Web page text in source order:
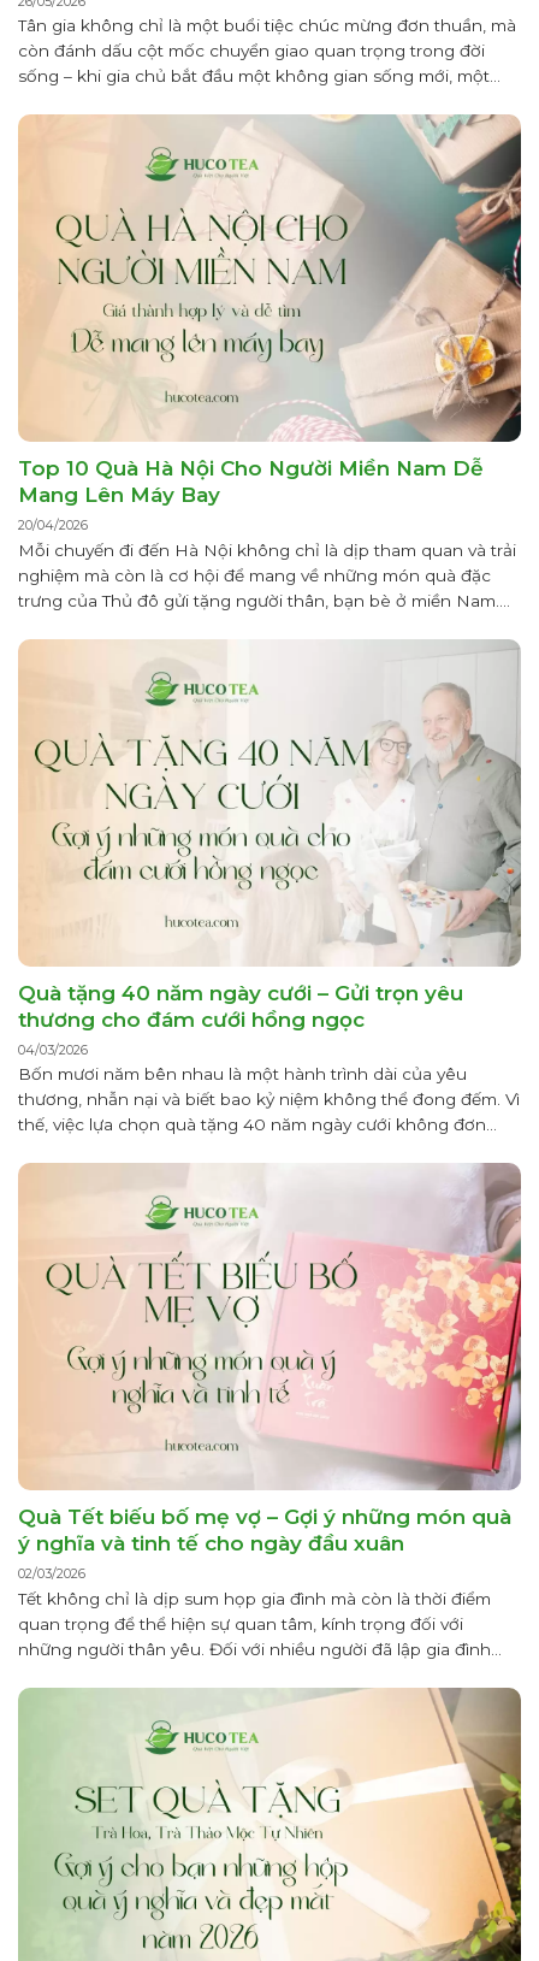
Tân gia không chỉ là một buổi tiệc chúc mừng đơn thuần, mà
còn đánh dấu cột mốc chuyển giao quan trọng trong đời
sống – khi gia chủ bắt đầu một không gian sống mới, một
niệm Á Đông, ngôi nhà...
Top 10 Quà Hà Nội Cho Người Miền Nam Dễ
Mang Lên Máy Bay
20/04/2026
Mỗi chuyến đi đến Hà Nội không chỉ là dịp tham quan và trải
nghiệm mà còn là cơ hội để mang về những món quà đặc
trưng của Thủ đô gửi tặng người thân, bạn bè ở miền Nam.
yếu tố...
Quà tặng 40 năm ngày cưới – Gửi trọn yêu
thương cho đám cưới hồng ngọc
04/03/2026
Bốn mươi năm bên nhau là một hành trình dài của yêu
thương, nhẫn nại và biết bao kỷ niệm không thể đong đếm. Vì
thế, việc lựa chọn quà tặng 40 năm ngày cưới không đơn
gửi gắm lòng biết ơn...
Quà Tết biếu bố mẹ vợ – Gợi ý những món quà
ý nghĩa và tinh tế cho ngày đầu xuân
02/03/2026
Tết không chỉ là dịp sum họp gia đình mà còn là thời điểm
quan trọng để thể hiện sự quan tâm, kính trọng đối với
những người thân yêu. Đối với nhiều người đã lập gia đình
chọn quà Tết biếu bố...